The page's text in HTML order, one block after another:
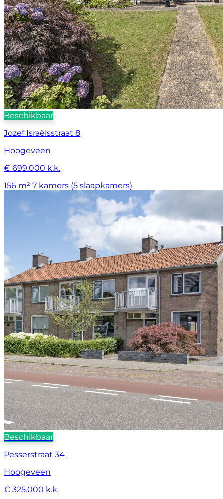
Beschikbaar
Jozef Israëlsstraat 8
Hoogeveen
€ 699.000 k.k.
156 m² 7 kamers (5 slaapkamers)
Beschikbaar
Pesserstraat 34
Hoogeveen
€ 325.000 k.k.